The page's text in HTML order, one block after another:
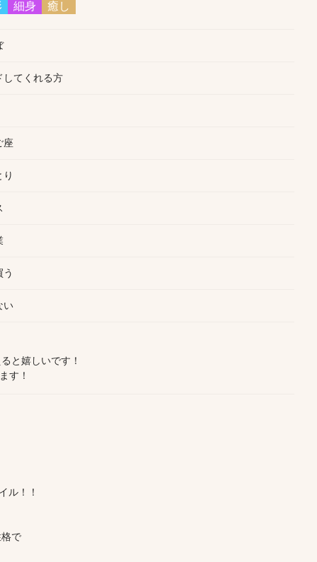
細身 癒し
してくれる方
座
い
と嬉しいです！
す！
ル！！
で